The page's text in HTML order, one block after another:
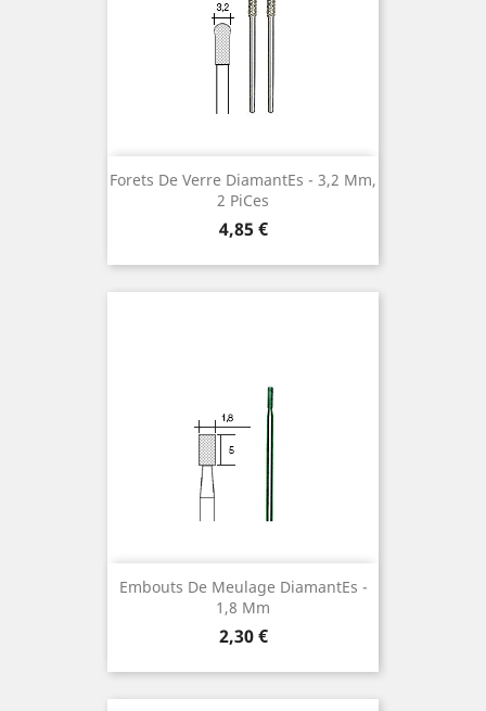
Forets De Verre Diamantes ¯ 3,2 Mm,
2 Pices
Preis
4,85 €
Embouts De Meulage Diamantes ¯
1,8 Mm
Preis
2,30 €